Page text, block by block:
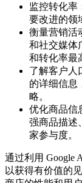
监控转化率
要改进的领
衡量营销活
和社交媒体
和转化率最
了解客户人
的详细信息
略。
优化商品信
强商品描述
家参与度。
通过利用 Google
以获得有价值的